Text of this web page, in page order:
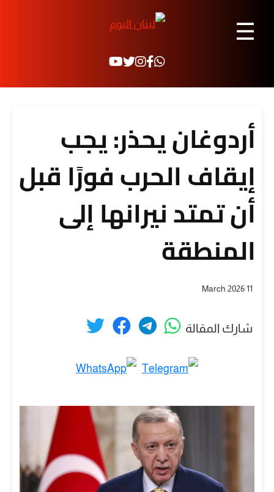
☰
أردوغان يحذر: يجب
إيقاف الحرب فورًا قبل
أن تمتد نيرانها إلى
المنطقة
11 March 2026
شارك المقالة